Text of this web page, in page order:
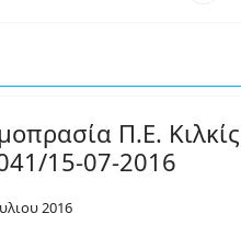
Π.Ε. Κιλκίς
15-07-2016
2016